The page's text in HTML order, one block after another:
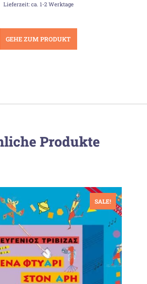
Lieferzeit: ca. 1-2 Werktage
GEHE ZUM PRODUKT
Produkte
SALE!